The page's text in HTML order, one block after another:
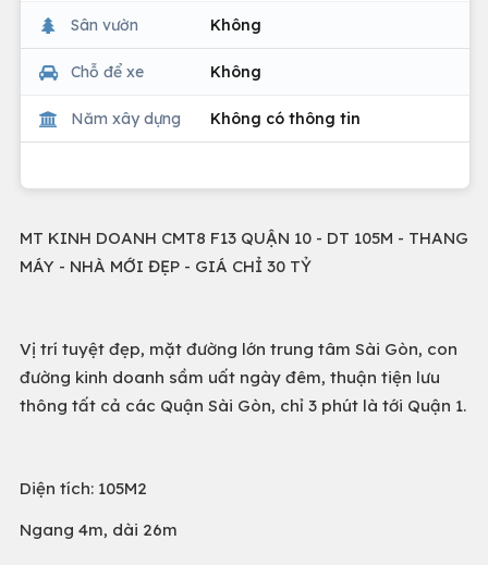
Sân vườn Không
Chỗ để xe Không
Năm xây dựng Không có thông tin
MT KINH DOANH CMT8 F13 QUẬN 10 - DT 105M - THANG
MÁY - NHÀ MỚI ĐẸP - GIÁ CHỈ 30 TỶ
Vị trí tuyệt đẹp, mặt đường lớn trung tâm Sài Gòn, con
đường kinh doanh sầm uất ngày đêm, thuận tiện lưu
thông tất cả các Quận Sài Gòn, chỉ 3 phút là tới Quận 1.
Diện tích: 105M2
Ngang 4m, dài 26m